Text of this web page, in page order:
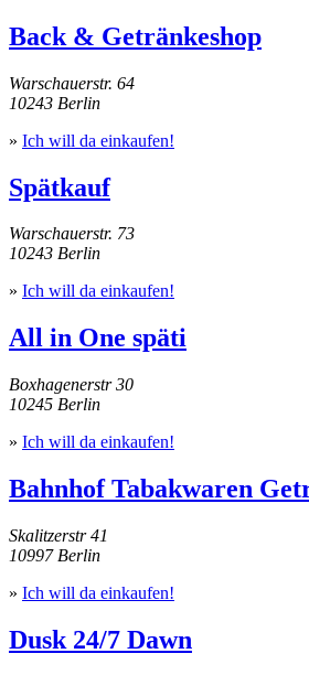
Back & Getränkeshop
Warschauerstr. 64
10243 Berlin
» Ich will da einkaufen!
Spätkauf
Warschauerstr. 73
10243 Berlin
» Ich will da einkaufen!
All in One späti
Boxhagenerstr 30
10245 Berlin
» Ich will da einkaufen!
Bahnhof Tabakwaren
Skalitzerstr 41
10997 Berlin
» Ich will da einkaufen!
Dusk 24/7 Dawn